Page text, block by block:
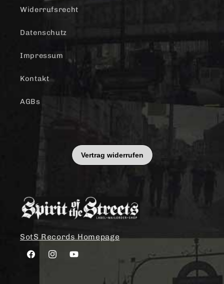
Widerrufsrecht
Datenschutz
Impressum
Kontakt
AGBs
SotS Records Homepage
FacebookInstagramYouTube